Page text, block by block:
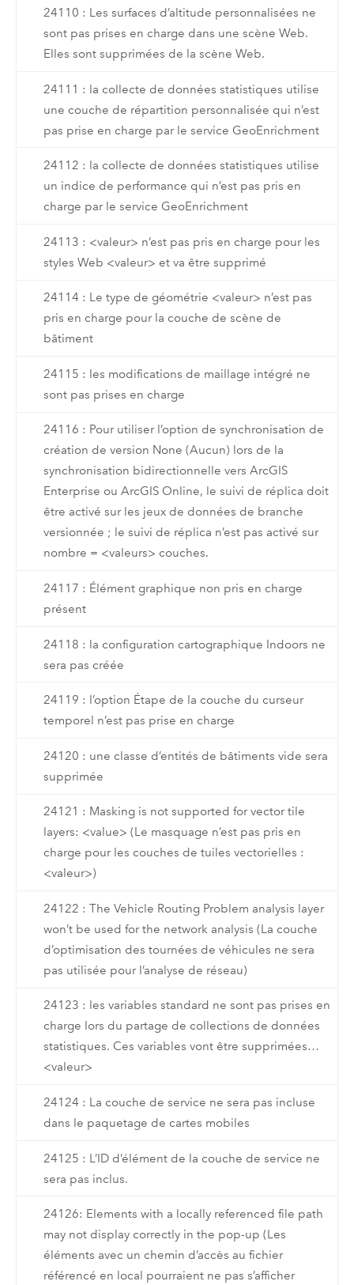
24110 : Les surfaces d’altitude personnalisées ne
sont pas prises en charge dans une scène Web.
Elles sont supprimées de la scène Web.
24111 : la collecte de données statistiques utilise
une couche de répartition personnalisée qui n’est
pas prise en charge par le service GeoEnrichment
24112 : la collecte de données statistiques utilise
un indice de performance qui n’est pas pris en
charge par le service GeoEnrichment
24113 : <valeur> n’est pas pris en charge pour les
styles Web <valeur> et va être supprimé
24114 : Le type de géométrie <valeur> n’est pas
pris en charge pour la couche de scène de
bâtiment
24115 : les modifications de maillage intégré ne
sont pas prises en charge
24116 : Pour utiliser l’option de synchronisation de
création de version None (Aucun) lors de la
synchronisation bidirectionnelle vers ArcGIS
Enterprise ou ArcGIS Online, le suivi de réplica doit
être activé sur les jeux de données de branche
versionnée ; le suivi de réplica n’est pas activé sur
nombre = <valeurs> couches.
24117 : Élément graphique non pris en charge
présent
24118 : la configuration cartographique Indoors ne
sera pas créée
24119 : l’option Étape de la couche du curseur
temporel n’est pas prise en charge
24120 : une classe d’entités de bâtiments vide sera
supprimée
24121 : Masking is not supported for vector tile
layers: <value> (Le masquage n’est pas pris en
charge pour les couches de tuiles vectorielles :
<valeur>)
24122 : The Vehicle Routing Problem analysis layer
won’t be used for the network analysis (La couche
d’optimisation des tournées de véhicules ne sera
pas utilisée pour l’analyse de réseau)
24123 : les variables standard ne sont pas prises en
charge lors du partage de collections de données
statistiques. Ces variables vont être supprimées…
<valeur>
24124 : La couche de service ne sera pas incluse
dans le paquetage de cartes mobiles
24125 : L’ID d’élément de la couche de service ne
sera pas inclus.
24126: Elements with a locally referenced file path
may not display correctly in the pop-up (Les
éléments avec un chemin d’accès au fichier
référencé en local pourraient ne pas s’afficher